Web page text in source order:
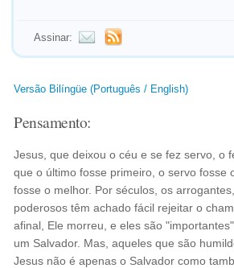
Assinar:
Versão Bilíngüe (Português / English)
Pensamento:
Jesus, que deixou o céu e se fez servo, o
que o último fosse primeiro, o servo fosse
fosse o melhor. Por séculos, os
poderosos têm achado fácil rejeitar o
afinal, Ele morreu, e eles são
um Salvador. Mas, aqueles que são
Jesus não é apenas o Salvador como